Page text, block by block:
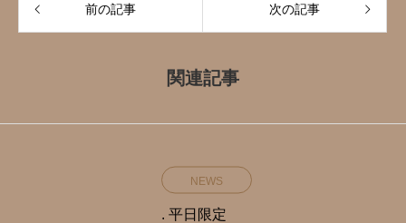
前の記事 次の記事
関連記事
NEWS
. 平日限定️